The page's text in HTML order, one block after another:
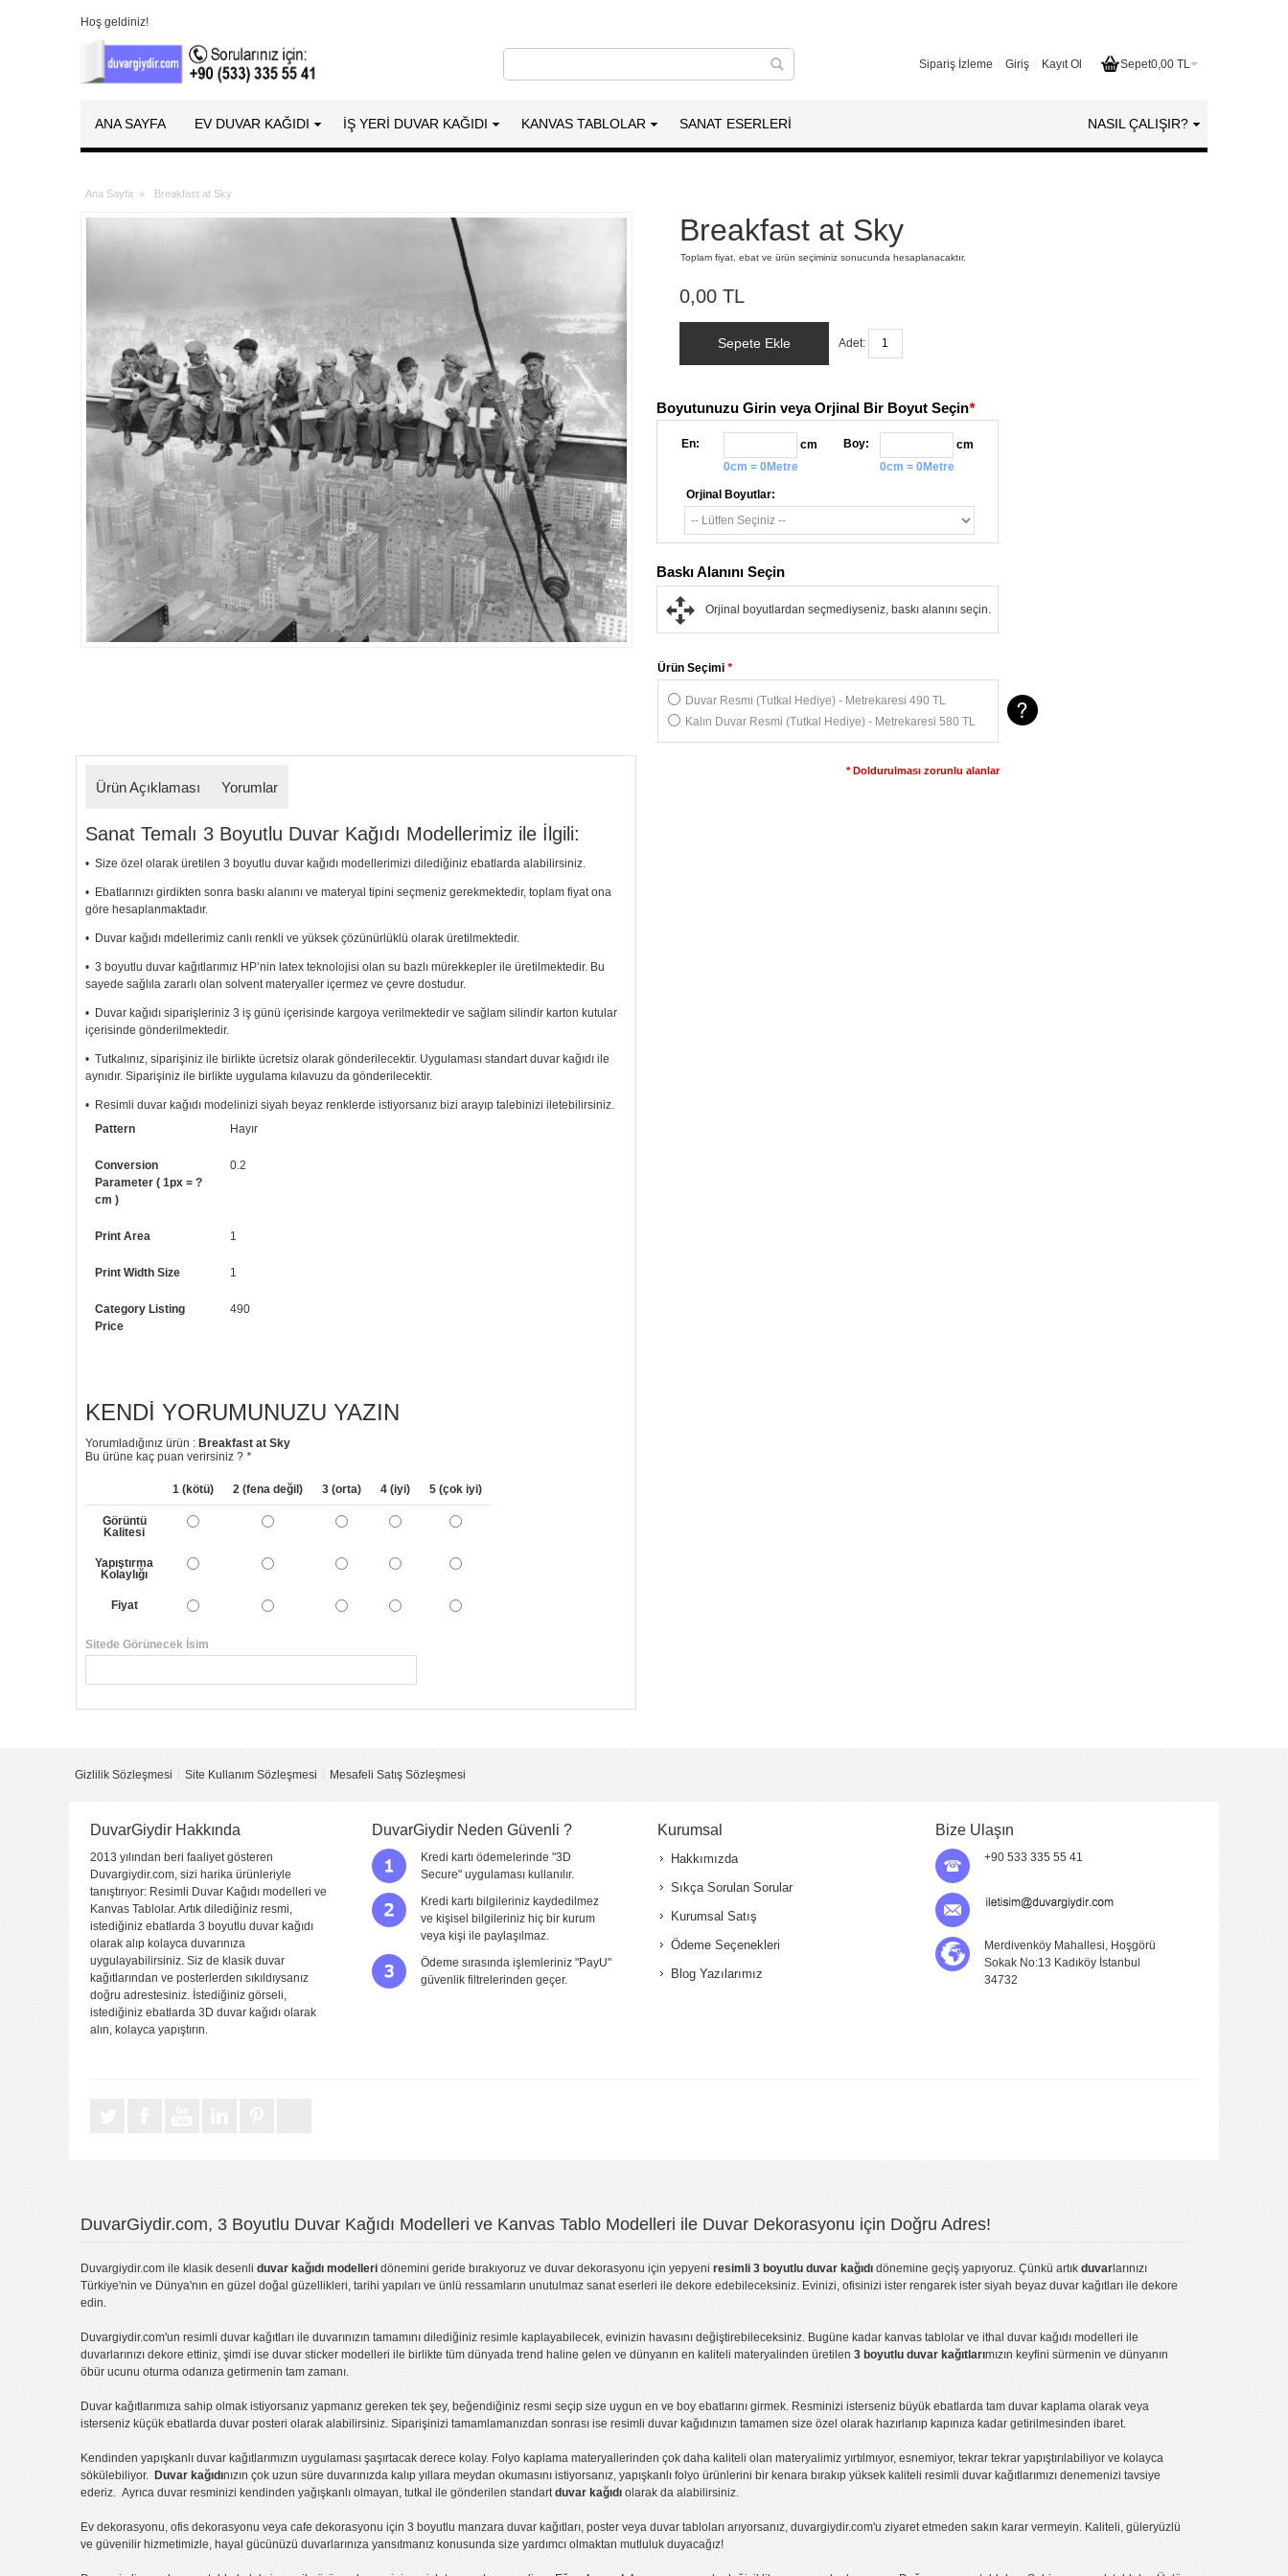
Hoş geldiniz!
Sepet0,00 TL
Sipariş İzleme Giriş Kayıt Ol
ANA SAYFA EV DUVAR KAĞIDI İŞ YERİ DUVAR KAĞIDI KANVAS TABLOLAR SANAT ESERLERI NASIL ÇALIŞIR?
Ana Sayfa » Breakfast at Sky
Breakfast at Sky
Toplam fiyat, ebat ve ürün seçiminiz sonucunda hesaplanacaktır.
0,00 TL
Sepete Ekle Adet:
Boyutunuzu Girin veya Orjinal Bir Boyut Seçin*
En:
cm
0cm = 0Metre
Boy:
cm
0cm = 0Metre
Orjinal Boyutlar:
*
Ürün Seçimi
Duvar Resmi (Tutkal Hediye) - Metrekaresi 490 TL
Kalın Duvar Resmi (Tutkal Hediye) - Metrekaresi 580 TL
* Doldurulması zorunlu alanlar
Baskı Alanını Seçin
Orjinal boyutlardan seçmediyseniz, baskı alanını seçin.
Ürün Açıklaması Yorumlar
Sanat Temalı 3 Boyutlu Duvar Kağıdı Modellerimiz ile İlgili:
• Size özel olarak üretilen 3 boyutlu duvar kağıdı modellerimizi dilediğiniz ebatlarda alabilirsiniz.
• Ebatlarınızı girdikten sonra baskı alanını ve materyal tipini seçmeniz gerekmektedir, toplam fiyat ona
göre hesaplanmaktadır.
• Duvar kağıdı mdellerimiz canlı renkli ve yüksek çözünürlüklü olarak üretilmektedir.
• 3 boyutlu duvar kağıtlarımız HP’nin latex teknolojisi olan su bazlı mürekkepler ile üretilmektedir. Bu
sayede sağlıla zararlı olan solvent materyaller içermez ve çevre dostudur.
• Duvar kağıdı siparişleriniz 3 iş günü içerisinde kargoya verilmektedir ve sağlam silindir karton kutular
içerisinde gönderilmektedir.
• Tutkalınız, siparişiniz ile birlikte ücretsiz olarak gönderilecektir. Uygulaması standart duvar kağıdı ile
aynıdır. Siparişiniz ile birlikte uygulama kılavuzu da gönderilecektir.
• Resimli duvar kağıdı modelinizi siyah beyaz renklerde istiyorsanız bizi arayıp talebinizi iletebilirsiniz.
• Görselde düzenleme yaptırmak istiyorsanız yine bize telefon numaramızdan ulaşabilirsiniz.
Pattern Hayır
Conversion
Parameter ( 1px = ?
cm )
0.2
Print Area 1
Print Width Size 1
Category Listing
Price
490
KENDI YORUMUNUZU YAZIN
Yorumladığınız ürün : Breakfast at Sky
Bu ürüne kaç puan verirsiniz ?*
1 (kötü) 2 (fena değil) 3 (orta) 4 (iyi) 5 (çok iyi)
Görüntü
Kalitesi
Yapıştırma
Kolaylığı
Fiyat
Sitede Görünecek İsim
Yorumu Gönder
Gizlilik Sözleşmesi Site Kullanım Sözleşmesi Mesafeli Satış Sözleşmesi
DuvarGiydir Hakkında
2013 yılından beri faaliyet gösteren
Duvargiydir.com, sizi harika ürünleriyle
tanıştırıyor: Resimli Duvar Kağıdı modelleri ve
Kanvas Tablolar. Artık dilediğiniz resmi,
istediğiniz ebatlarda 3 boyutlu duvar kağıdı
olarak alıp kolayca duvarınıza
uygulayabilirsiniz. Siz de klasik duvar
kağıtlarından ve posterlerden sıkıldıysanız
doğru adrestesiniz. İstediğiniz görseli,
istediğiniz ebatlarda 3D duvar kağıdı olarak
alın, kolayca yapıştırın.
DuvarGiydir Neden Güvenli ?
Kredi kartı ödemelerinde "3D
Secure" uygulaması kullanılır.
Kredi kartı bilgileriniz kaydedilmez
ve kişisel bilgileriniz hiç bir kurum
veya kişi ile paylaşılmaz.
Ödeme sırasında işlemleriniz "PayU"
güvenlik filtrelerinden geçer.
Kurumsal
Hakkımızda
Sıkça Sorulan Sorular
Kurumsal Satış
Ödeme Seçenekleri
Blog Yazılarımız
Bize Ulaşın
+90 533 335 55 41
Merdivenköy Mahallesi, Hoşgörü
Sokak No:13 Kadıköy İstanbul
34732
DuvarGiydir.com, 3 Boyutlu Duvar Kağıdı Modelleri ve Kanvas Tablo Modelleri ile Duvar Dekorasyonu için Doğru Adres!
Duvargiydir.com ile klasik desenli duvar kağıdı modelleri dönemini geride bırakıyoruz ve duvar dekorasyonu için yepyeni resimli 3 boyutlu duvar kağıdı dönemine geçiş yapıyoruz. Çünkü artık duvar larınızı
Türkiye'nin ve Dünya'nın en güzel doğal güzellikleri, tarihi yapıları ve ünlü ressamların unutulmaz sanat eserleri ile dekore edebileceksiniz. Evinizi, ofisinizi ister rengarek ister siyah beyaz duvar kağıtları ile dekore
edin.
Duvargiydir.com'un resimli duvar kağıtları ile duvarınızın tamamını dilediğiniz resimle kaplayabilecek, evinizin havasını değiştirebileceksiniz. Bugüne kadar kanvas tablo lar ve ithal duvar kağıdı modelleri ile
duvarlarınızı dekore ettiniz, şimdi ise duvar sticker modelleri ile birlikte tüm dünyada trend haline gelen ve dünyanın en kaliteli materyalinden üretilen 3 boyutlu duvar kağıtlarımızın keyfini sürmenin ve dünyanın
öbür ucunu oturma odanıza getirmenin tam zamanı.
Duvar kağıtlarımıza sahip olmak istiyorsanız yapmanız gereken tek şey, beğendiğiniz resmi seçip size uygun en ve boy ebatlarını girmek. Resminizi isterseniz büyük ebatlarda tam duvar kaplama olarak veya
isterseniz küçük ebatlarda duvar posteri olarak alabilirsiniz. Siparişinizi tamamlamanızdan sonrası ise resimli duvar kağıdınızın tamamen size özel olarak hazırlanıp kapınıza kadar getirilmesinden ibaret.
Kendinden yapışkanlı duvar kağıtlarımızın uygulaması şaşırtacak derece kolay. Folyo kaplama materyallerinden çok daha kaliteli olan materyalimiz yırtılmıyor, esnemiyor, tekrar tekrar yapıştırılabiliyor ve kolayca
sökülebiliyor. Duvar kağıdınızın çok uzun süre duvarınızda kalıp yıllara meydan okumasını istiyorsanız, yapışkanlı folyo ürünlerini bir kenara bırakıp yüksek kaliteli resimli duvar kağıtlarımızı denemenizi tavsiye
ederiz. Ayrıca duvar resminizi kendinden yağışkanlı olmayan, tutkal ile gönderilen standartduvar kağıdı olarak da alabilirsiniz.
Ev dekorasyonu, ofis dekorasyonu veya cafe dekorasyonu için 3 boyutlu manzara duvar kağıtları, poster veya duvar tabloları arıyorsanız, duvargiydir.com'u ziyaret etmeden sakın karar vermeyin. Kaliteli, güleryüzlü
ve güvenilir hizmetimizle, hayal gücünüzü duvarlarınıza yansıtmanız konusunda size yardımcı olmaktan mutluluk duyacağız!